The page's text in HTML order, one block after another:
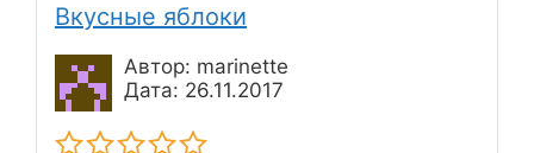
Вкусные яблоки
Автор: marinette
Дата: 26.11.2017